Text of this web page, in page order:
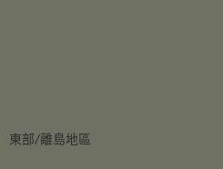
東部/離島地區